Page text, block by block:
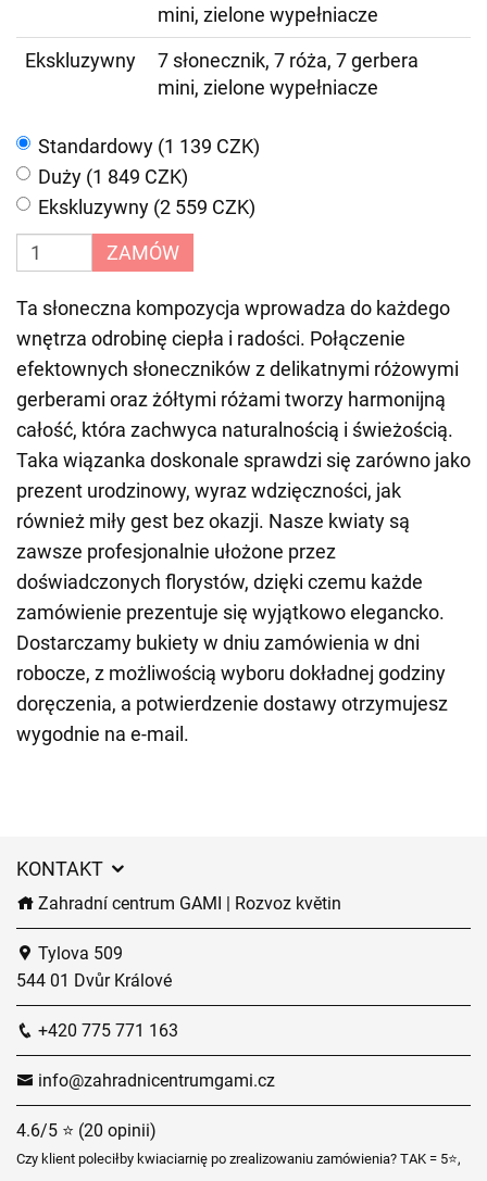
mini, zielone wypełniacze
Ekskluzywny
7 słonecznik, 7 róża, 7 gerbera
mini, zielone wypełniacze
Standardowy (1 139 CZK)
Duży (1 849 CZK)
Ekskluzywny (2 559 CZK)
ZAMÓW
Ta słoneczna kompozycja wprowadza do każdego
wnętrza odrobinę ciepła i radości. Połączenie
efektownych słoneczników z delikatnymi różowymi
gerberami oraz żółtymi różami tworzy harmonijną
całość, która zachwyca naturalnością i świeżością.
Taka wiązanka doskonale sprawdzi się zarówno jako
prezent urodzinowy, wyraz wdzięczności, jak
również miły gest bez okazji. Nasze kwiaty są
zawsze profesjonalnie ułożone przez
doświadczonych florystów, dzięki czemu każde
zamówienie prezentuje się wyjątkowo elegancko.
Dostarczamy bukiety w dniu zamówienia w dni
robocze, z możliwością wyboru dokładnej godziny
doręczenia, a potwierdzenie dostawy otrzymujesz
wygodnie na e-mail.
KONTAKT
Zahradní centrum GAMI | Rozvoz květin
Tylova 509
544 01 Dvůr Králové
+420 775 771 163
info@zahradnicentrumgami.cz
4.6/5 ⭐ (20 opinii)
Czy klient poleciłby kwiaciarnię po zrealizowaniu zamówienia? TAK = 5⭐,